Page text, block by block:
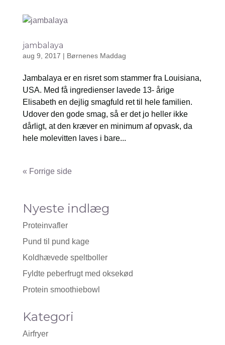
jambalaya
aug 9, 2017 | Børnenes Maddag
Jambalaya er en risret som stammer fra Louisiana,
USA. Med få ingredienser lavede 13- årige
Elisabeth en dejlig smagfuld ret til hele familien.
Udover den gode smag, så er det jo heller ikke
dårligt, at den kræver en minimum af opvask, da
hele molevitten laves i bare...
« Gamle poster
Nyeste indlæg
Proteinvafler
Pund til pund kage
Koldhævede speltboller
Fyldte peberfrugt med oksekød
Protein smoothiebowl
Kategori
Airfryer